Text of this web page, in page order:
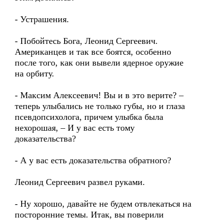
- Устрашения.
- Побойтесь Бога, Леонид Сергеевич.
Американцев и так все боятся, особенно
после того, как они вывели ядерное оружие
на орбиту.
- Максим Алексеевич! Вы и в это верите? –
теперь улыбались не только губы, но и глаза
псевдопсихолога, причем улыбка была
нехорошая, – И у вас есть тому
доказательства?
- А у вас есть доказательства обратного?
Леонид Сергеевич развел руками.
- Ну хорошо, давайте не будем отвлекаться на
посторонние темы. Итак, вы поверили